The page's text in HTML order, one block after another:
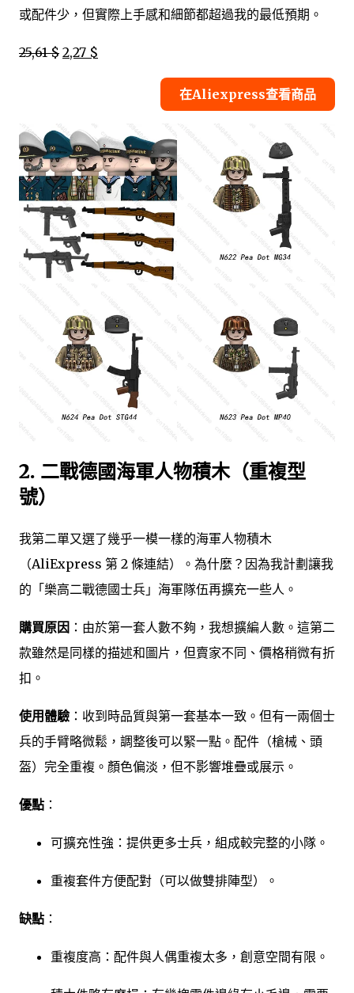
或配件少，但實際上手感和細節都超過我的最低預期。
25,61 $ 2,27 $
在Aliexpress查看商品
2. 二戰德國海軍人物積木（重複型
號）
我第二單又選了幾乎一模一樣的海軍人物積木
（AliExpress 第 2 條連結）。為什麼？因為我計劃讓我
的「樂高二戰德國士兵」海軍隊伍再擴充一些人。
購買原因 ：由於第一套人數不夠，我想擴編人數。這第二
款雖然是同樣的描述和圖片，但賣家不同、價格稍微有折
扣。
使用體驗 ：收到時品質與第一套基本一致。但有一兩個士
兵的手臂略微鬆，調整後可以緊一點。配件（槍械、頭
盔）完全重複。顏色偏淡，但不影響堆疊或展示。
優點 ：
可擴充性強：提供更多士兵，組成較完整的小隊。
重複套件方便配對（可以做雙排陣型）。
缺點 ：
重複度高：配件與人偶重複太多，創意空間有限。